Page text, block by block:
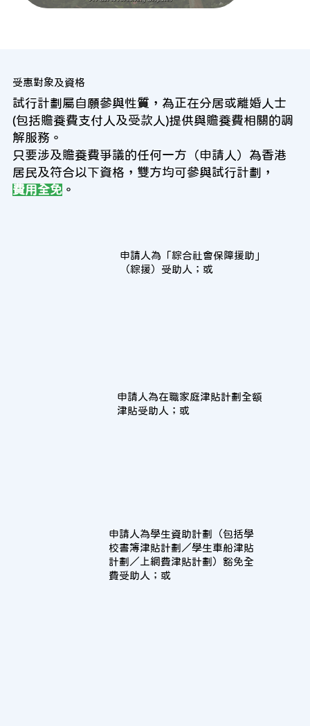
受惠對象及資格
試行計劃屬自願參與性質，為正在分居或離婚人士
(包括贍養費支付人及受款人)提供與贍養費相關的調
解服務。
只要涉及贍養費爭議的任何一方（申請人）為香港
居民及符合以下資格，雙方均可參與試行計劃，
費用全免。
申請人為「綜合社會保障援助」
（綜援）受助人；或
申請人為在職家庭津貼計劃全額
津貼受助人；或
申請人為學生資助計劃（包括學
校書簿津貼計劃／學生車船津貼
計劃／上網費津貼計劃）豁免全
費受助人；或